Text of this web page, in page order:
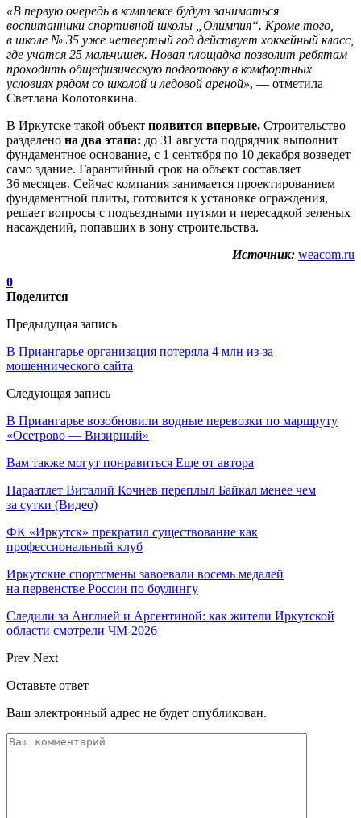
«В первую очередь в комплексе будут заниматься
воспитанники спортивной школы „Олимпия“. Кроме того,
в школе № 35 уже четвертый год действует хоккейный класс,
где учатся 25 мальчишек. Новая площадка позволит ребятам
проходить общефизическую подготовку в комфортных
условиях рядом со школой и ледовой ареной», — отметила
Светлана Колотовкина.
В Иркутске такой объект появится впервые. Строительство
разделено на два этапа: до 31 августа подрядчик выполнит
фундаментное основание, с 1 сентября по 10 декабря возведет
само здание. Гарантийный срок на объект составляет
36 месяцев. Сейчас компания занимается проектированием
фундаментной плиты, готовится к установке ограждения,
решает вопросы с подъездными путями и пересадкой зеленых
насаждений, попавших в зону строительства.
Источник: weacom.ru
0
Поделится
Предыдущая запись
В Приангарье организация потеряла 4 млн из-за
мошеннического сайта
Следующая запись
В Приангарье возобновили водные перевозки по маршруту
«Осетрово — Визирный»
Вам также могут понравиться Еще от автора
Параатлет Виталий Кочнев переплыл Байкал менее чем
за сутки (Видео)
ФК «Иркутск» прекратил существование как
профессиональный клуб
Иркутские спортсмены завоевали восемь медалей
на первенстве России по боулингу
Следили за Англией и Аргентиной: как жители Иркутской
области смотрели ЧМ-2026
Prev Next
Оставьте ответ
Ваш электронный адрес не будет опубликован.